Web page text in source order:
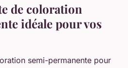
de coloration
idéale pour vos
semi-permanente pour